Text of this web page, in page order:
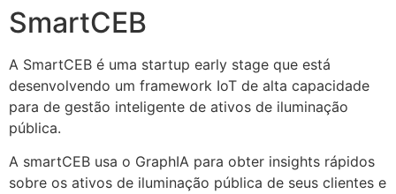
SmartCEB
A SmartCEB é uma startup early stage que está
desenvolvendo um framework IoT de alta capacidade
para de gestão inteligente de ativos de iluminação
pública.
A smartCEB usa o GraphIA para obter insights rápidos
sobre os ativos de iluminação pública de seus clientes e